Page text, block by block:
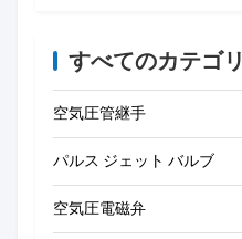
すべてのカテゴリ
空気圧管継手
パルス ジェット バルブ
空気圧電磁弁